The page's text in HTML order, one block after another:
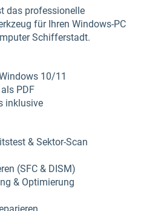
das professionelle
für Ihren Windows-PC
Schifferstadt.
10/11
PDF
inklusive
& Sektor-Scan
(SFC & DISM)
& Optimierung